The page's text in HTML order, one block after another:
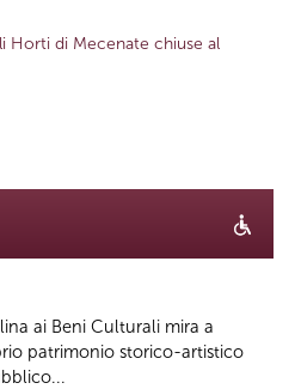
Horti di Mecenate chiuse al
ai Beni Culturali mira a
patrimonio storico-artistico